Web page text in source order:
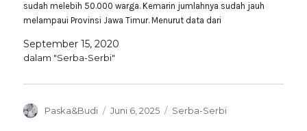
sudah melebih 50.000 warga. Kemarin jumlahnya sudah jauh
melampaui Provinsi Jawa Timur. Menurut data dari
warga Jakarta yang terkonfirmasi…
September 15, 2020
dalam "Serba-Serbi"
Author
Paska&Budi
Posted
Juni 6, 2025 Categories
Serba-Serbi